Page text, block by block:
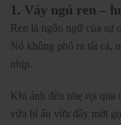
1. Váy ngủ ren –
Ren là ngôn ngữ của sự
Nó không phô ra tất cả,
nhịp.
Khi ánh đèn nhẹ rọi qua
vừa bí ẩn vừa đầy mời